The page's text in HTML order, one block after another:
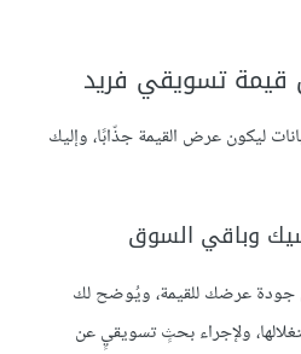
قيمة تسويقي فريد
ليكون عرض القيمة جذّابًا، وإليك
جودة عرضك للقيمة، ويُوضح لك
ولإجراء بحثٍ تسويقيٍ عن